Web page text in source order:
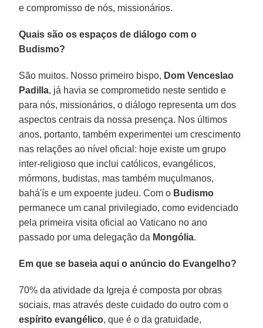
e compromisso de nós, missionários.
Quais são os espaços de diálogo com o
Budismo?
São muitos. Nosso primeiro bispo, Dom Venceslao
Padilla, já havia se comprometido neste sentido e
para nós, missionários, o diálogo representa um dos
aspectos centrais da nossa presença. Nos últimos
anos, portanto, também experimentei um crescimento
nas relações ao nível oficial: hoje existe um grupo
inter-religioso que inclui católicos, evangélicos,
mórmons, budistas, mas também muçulmanos,
bahá'ís e um expoente judeu. Com o Budismo
permanece um canal privilegiado, como evidenciado
pela primeira visita oficial ao Vaticano no ano
passado por uma delegação da Mongólia.
Em que se baseia aqui o anúncio do Evangelho?
70% da atividade da Igreja é composta por obras
sociais, mas através deste cuidado do outro com o
espírito evangélico, que é o da gratuidade,